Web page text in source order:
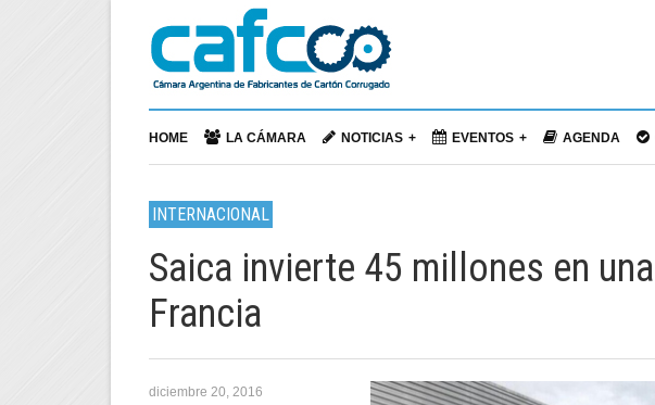
HOME LA CÁMARA NOTICIAS EVENTOS AGENDA
INTERNACIONAL
Saica invierte 45 millones en
Francia
diciembre 20, 2016